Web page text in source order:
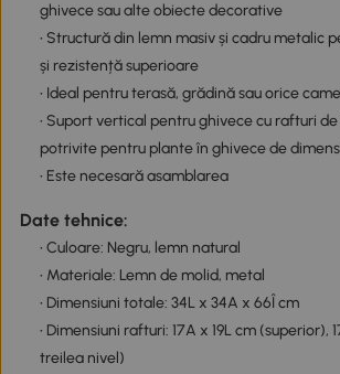
ghivece sau alte obiecte decorative
• Structură din lemn masiv și cadru metalic
și rezistență superioare
• Ideal pentru terasă, grădină sau orice
• Suport vertical pentru ghivece cu rafturi
potrivite pentru plante în ghivece de
• Este necesară asamblarea
Date tehnice:
• Culoare: Negru, lemn natural
• Materiale: Lemn de molid, metal
• Dimensiuni totale: 34L x 34A x 66Î cm
• Dimensiuni rafturi: 17A x 19L cm (superior),
treilea nivel)